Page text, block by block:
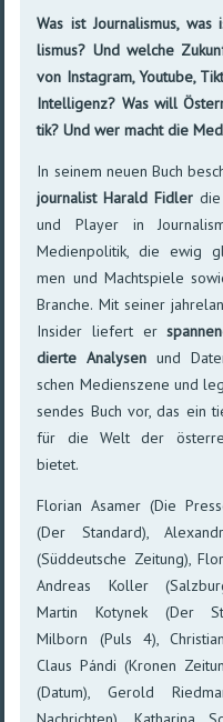
Was ist Journalismus,
lismus? Und welche
von Insta­gram, You­tube,
Intel­li­genz? Was will
tik? Und wer macht die
In seinem neuen Buch
journalist Harald Fidler
und Player in
Medien­poli­tik, die ewig
men und Macht­spiele
Branche. Mit sei­ner
In­sider lie­fert er
dierte Ana­lysen und
schen Medien­szene und
sen­des Buch vor, das ein
für die Welt der
bietet.
Florian Asamer (Die
(Der Standard),
(Süd­deutsche Zei­tung),
Andreas Koller
Martin Kotynek (Der
Milborn (Puls 4),
Claus Pándi (Kronen
(Datum), Gerold